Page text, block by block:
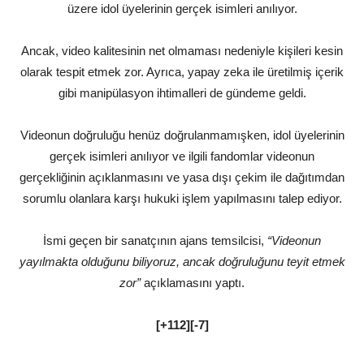
üzere idol üyelerinin gerçek isimleri anılıyor.
Ancak, video kalitesinin net olmaması nedeniyle kişileri kesin
olarak tespit etmek zor. Ayrıca, yapay zeka ile üretilmiş içerik
gibi manipülasyon ihtimalleri de gündeme geldi.
Videonun doğruluğu henüz doğrulanmamışken, idol üyelerinin
gerçek isimleri anılıyor ve ilgili fandomlar videonun
gerçekliğinin açıklanmasını ve yasa dışı çekim ile dağıtımdan
sorumlu olanlara karşı hukuki işlem yapılmasını talep ediyor.
İsmi geçen bir sanatçının ajans temsilcisi, “Videonun
yayılmakta olduğunu biliyoruz, ancak doğruluğunu teyit etmek
zor”açıklamasını yaptı.
[+112][-7]